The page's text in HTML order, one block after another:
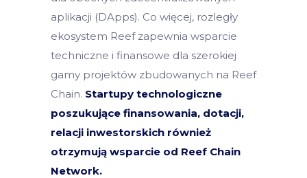
aplikacji (DApps). Co więcej, rozległy
ekosystem Reef zapewnia wsparcie
techniczne i finansowe dla szerokiej
gamy projektów zbudowanych na Reef
Chain. Startupy technologiczne
poszukujące finansowania, dotacji,
relacji inwestorskich również
otrzymują wsparcie od Reef Chain
Network.